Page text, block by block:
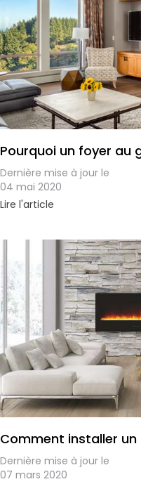
Pourquoi un foyer au
Dernière mise à jour le
04 mai 2020
Lire l'article
Comment installer
Dernière mise à jour le
07 mars 2020